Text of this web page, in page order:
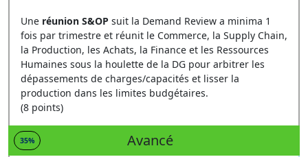
Une réunion S&OP suit la Demand Review a minima 1
fois par trimestre et réunit le Commerce, la Supply Chain,
la Production, les Achats, la Finance et les Ressources
Humaines sous la houlette de la DG pour arbitrer les
dépassements de charges/capacités et lisser la
production dans les limites budgétaires.
(8 points)
35% Avancé